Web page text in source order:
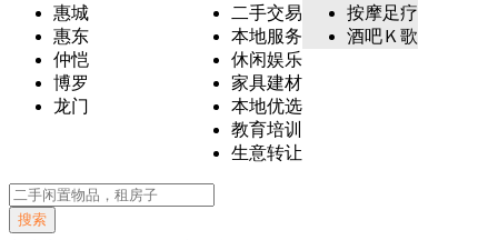
惠城
惠东
仲恺
博罗
龙门
二手交易
本地服务
休闲娱乐
家具建材
本地优选
教育培训
生意转让
按摩足疗
酒吧Ｋ歌
搜索